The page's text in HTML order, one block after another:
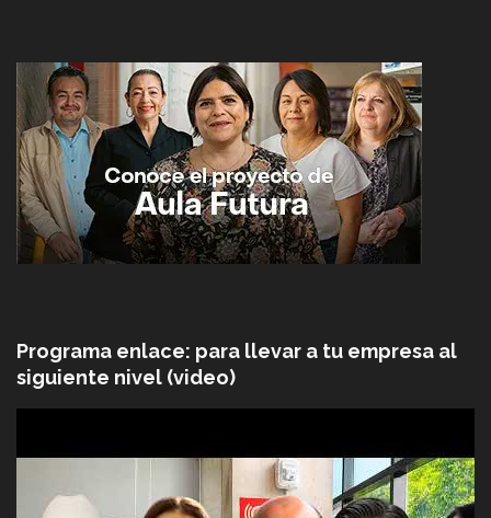
Programa enlace: para llevar a tu empresa al
siguiente nivel (video)